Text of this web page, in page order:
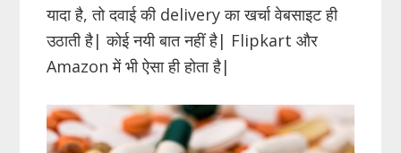
यादा है, तो दवाई की delivery का खर्चा वेबसाइट ही
उठाती है| कोई नयी बात नहीं है| Flipkart और
Amazon में भी ऐसा ही होता है|